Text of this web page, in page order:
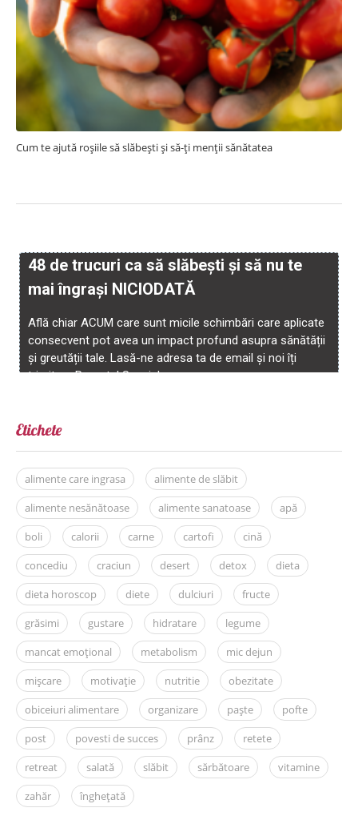
Cum te ajută roșiile să slăbești și să-ți menții sănătatea
Etichete
alimente care ingrasa
alimente de slăbit
alimente nesănătoase
alimente sanatoase
apă
boli
calorii carne cartofi
cină
concediu
craciun desert detox
dieta
dieta horoscop
diete dulciuri
fructe
grăsimi
gustare hidratare
legume
mancat emoțional
metabolism
mic dejun
mișcare
motivație nutritie
obezitate
obiceiuri alimentare
organizare paște
pofte
post
povesti de succes prânz
retete
retreat
salată slăbit sărbătoare
vitamine
zahăr
înghețată